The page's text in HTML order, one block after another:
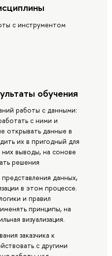
с инструментом
обучения
работы с данными:
с ними и
открывать данные в
их в пригодный для
них выводы, на сонове
решения
данных,
в этом процессе.
и правил
принципы, на
визуализация.
заказчика к
с другими